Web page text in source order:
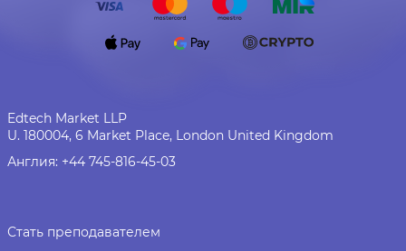
Edtech Market LLP
U. 180004, 6 Market Place, London United Kingdom
Англия: +44 745-816-45-03
Стать преподавателем